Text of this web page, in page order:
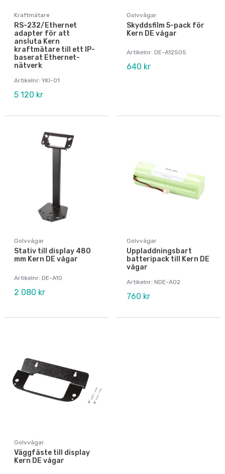
Kraftmätare
RS-232/Ethernet
adapter för att
ansluta Kern
kraftmätare till ett IP-
baserat Ethernet-
nätverk
Artikelnr: YKI-01
5 120 kr
Golvvågar
Skyddsfilm 5-pack för
Kern DE vågar
Artikelnr: DE-A12S05
640 kr
Golvvågar
Stativ till display 480
mm Kern DE vågar
Artikelnr: DE-A10
2 080 kr
Golvvågar
Uppladdningsbart
batteripack till Kern DE
vågar
Artikelnr: NDE-A02
760 kr
Golvvågar
Väggfäste till display
Kern DE vågar